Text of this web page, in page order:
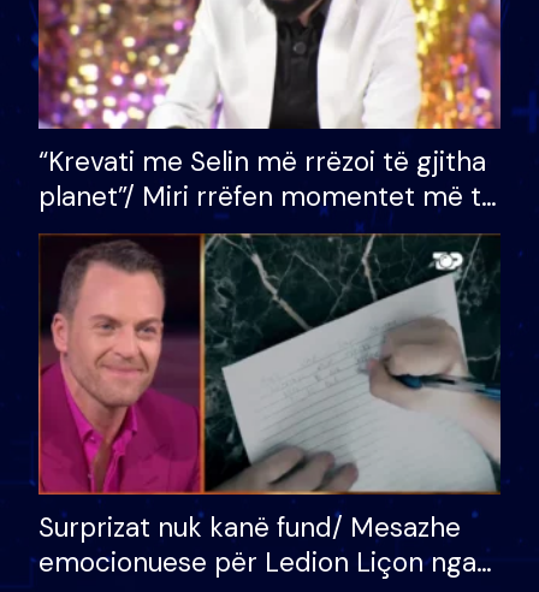
“Krevati me Selin më rrëzoi të gjitha
planet”/ Miri rrëfen momentet më të
bukura në shtëpinë e BB VIP: Do më
mungojë zilja e mëngjesit kur…
Surprizat nuk kanë fund/ Mesazhe
emocionuese për Ledion Liçon nga